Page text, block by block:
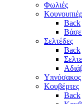
Φωλιές
Back
Σελτέδες
Back
Υπνόσακος
Κουβέρτες
Back